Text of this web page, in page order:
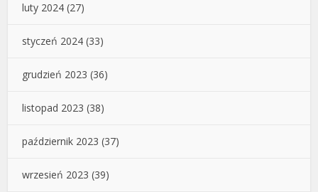
luty 2024 (27)
styczeń 2024 (33)
grudzień 2023 (36)
listopad 2023 (38)
październik 2023 (37)
wrzesień 2023 (39)